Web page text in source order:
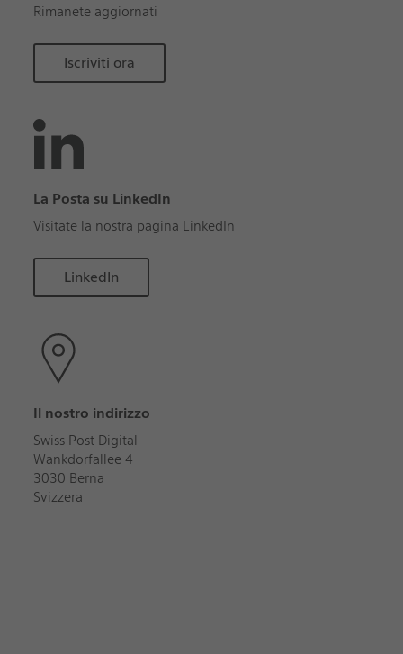
Rimanete aggiornati
Iscriviti ora
La Posta su LinkedIn
Visitate la nostra pagina LinkedIn
LinkedIn
Il nostro indirizzo
Swiss Post Digital
Wankdorfallee 4
3030 Berna
Svizzera